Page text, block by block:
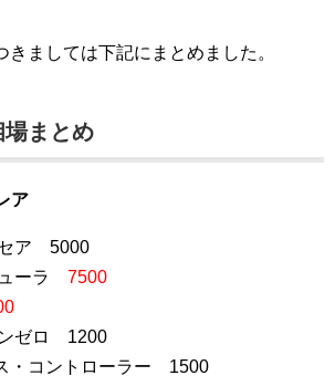
きましては下記にまとめました。
まとめ
ア
セア 5000
ーラ 7500
ンゼロ 1200
・コントローラー 1500